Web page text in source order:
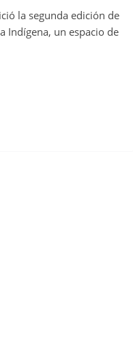
la segunda edición de
Indígena, un espacio de